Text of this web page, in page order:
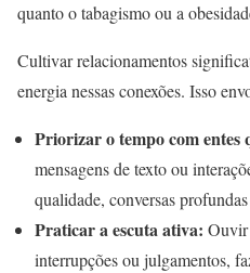
quanto o tabagismo ou a
Cultivar relacionamentos
energia nessas conexões. Isso
Priorizar o tempo com entes
mensagens de texto ou
qualidade, conversas
Praticar a escuta ativa: Ouvir
interrupções ou julgamentos,